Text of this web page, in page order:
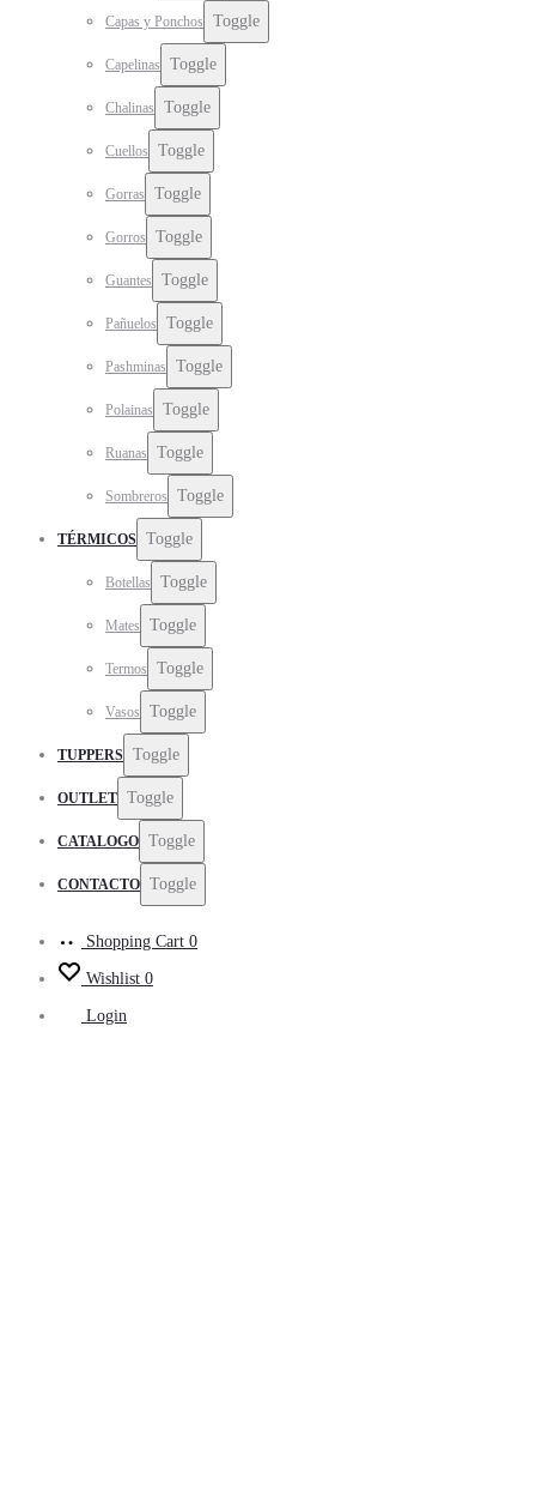
Capas y Ponchos Toggle
Capelinas Toggle
Chalinas Toggle
Cuellos Toggle
Gorras Toggle
Gorros Toggle
Guantes Toggle
Pañuelos Toggle
Pashminas Toggle
Polainas Toggle
Ruanas Toggle
Sombreros Toggle
TÉRMICOS Toggle
Botellas Toggle
Mates Toggle
Termos Toggle
Vasos Toggle
TUPPERS Toggle
OUTLET Toggle
CATALOGO Toggle
CONTACTO Toggle
Shopping Cart 0
Wishlist 0
Login